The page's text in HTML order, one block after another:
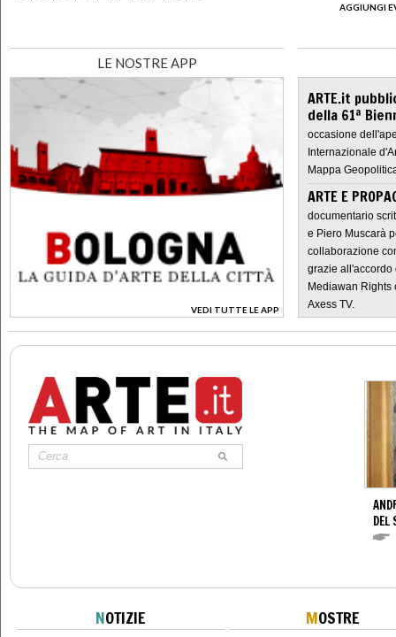
AGGIUNGI
LE NOSTRE APP
VEDI TUTTE LE APP
>
ARTE.it
della 61ª
occasione
Internazionale
Mappa
ARTE E
documentario
e Piero Muscarà
collaborazione
grazie all'accordo
Mediawan Rights
Axess TV.
DEL
NOTIZIE MOSTRE